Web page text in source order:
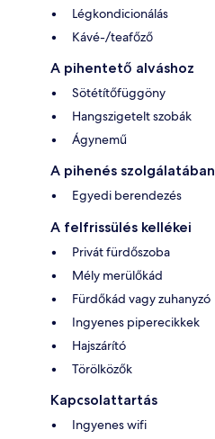
Légkondicionálás
Kávé-/teafőző
A pihentető alváshoz
Sötétítőfüggöny
Hangszigetelt szobák
Ágynemű
A pihenés szolgálatában
Egyedi berendezés
A felfrissülés kellékei
Privát fürdőszoba
Mély merülőkád
Fürdőkád vagy zuhanyzó
Ingyenes piperecikkek
Hajszárító
Törölközők
Kapcsolattartás
Ingyenes wifi